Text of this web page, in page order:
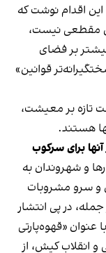
این اقدام نوشت که
مقطعی نیست،
بر فضای
قوانین»
تازه بر معیشت،
هستند.
برای سرکوب
و شهروندان به
و سرو مشروبات
در پی انتشار
عنوان «قهوه‌پارتی
انقلاب کیش، از